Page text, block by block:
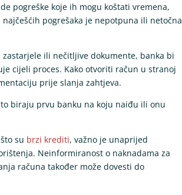
pogreške koje ih mogu koštati vremena,
pogrešaka je nepotpuna ili netočna
ili nečitljive dokumente, banka bi
cijeli proces. Kako otvoriti račun u stranoj
prije slanja zahtjeva.
biraju prvu banku na koju naiđu ili onu
su brzi krediti, važno je unaprijed
Neinformiranost o naknadama za
računa također može dovesti do